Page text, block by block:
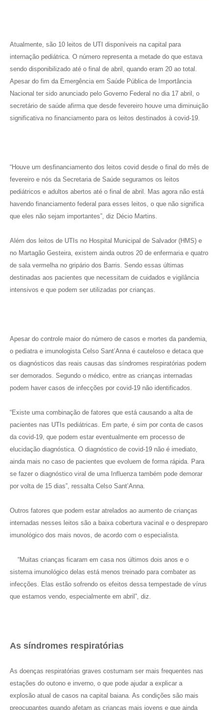
Atualmente, são 10 leitos de UTI disponíveis na capital para
internação pediátrica. O número representa a metade do que estava
sendo disponibilizado até o final de abril, quando eram 20 ao total.
Apesar do fim da Emergência em Saúde Pública de Importância
Nacional ter sido anunciado pelo Governo Federal no dia 17 abril, o
secretário de saúde afirma que desde fevereiro houve uma diminuição
significativa no financiamento para os leitos destinados à covid-19.
“Houve um desfinanciamento dos leitos covid desde o final do mês de
fevereiro e nós da Secretaria de Saúde seguramos os leitos
pediátricos e adultos abertos até o final de abril. Mas agora não está
havendo financiamento federal para esses leitos, o que não significa
que eles não sejam importantes”, diz Décio Martins.
Além dos leitos de UTIs no Hospital Municipal de Salvador (HMS) e
no Martagão Gesteira, existem ainda outros 20 de enfermaria e quatro
de sala vermelha no gripário dos Barris. Sendo essas últimas
destinadas aos pacientes que necessitam de cuidados e vigilância
intensivos e que podem ser utilizadas por crianças.
Apesar do controle maior do número de casos e mortes da pandemia,
o pediatra e imunologista Celso Sant’Anna é cauteloso e detaca que
os diagnósticos das reais causas das síndromes respiratórias podem
ser demorados. Segundo o médico, entre as crianças internadas
podem haver casos de infecções por covid-19 não identificados.
“Existe uma combinação de fatores que está causando a alta de
pacientes nas UTIs pediátricas. Em parte, é sim por conta de casos
da covid-19, que podem estar eventualmente em processo de
elucidação diagnóstica. O diagnóstico de covid-19 não é imediato,
ainda mais no caso de pacientes que evoluem de forma rápida. Para
se fazer o diagnóstico viral de uma Influenza também pode demorar
por volta de 15 dias”, ressalta Celso Sant’Anna.
Outros fatores que podem estar atrelados ao aumento de crianças
internadas nesses leitos são a baixa cobertura vacinal e o despreparo
imunológico dos mais novos, de acordo com o especialista.
“Muitas crianças ficaram em casa nos últimos dois anos e o
sistema imunológico delas está menos treinado para combater as
infecções. Elas estão sofrendo os efeitos dessa tempestade de vírus
que estamos vendo, especialmente em abril”, diz.
As síndromes respiratórias
As doenças respiratórias graves costumam ser mais frequentes nas
estações do outono e inverno, o que pode ajudar a explicar a
explosão atual de casos na capital baiana. As condições são mais
preocupantes quando afetam as crianças mais jovens e que ainda